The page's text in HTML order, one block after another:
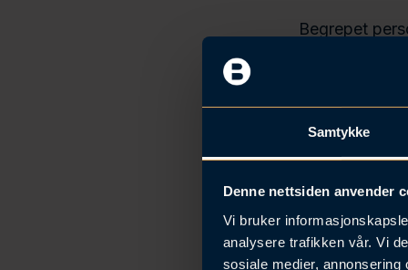
Samtykke
Denne nettsiden anvender
Vi bruker
analysere trafikken vår. Vi
sosiale medier,
Begrepet
Gjeldende
Den
vil nå også